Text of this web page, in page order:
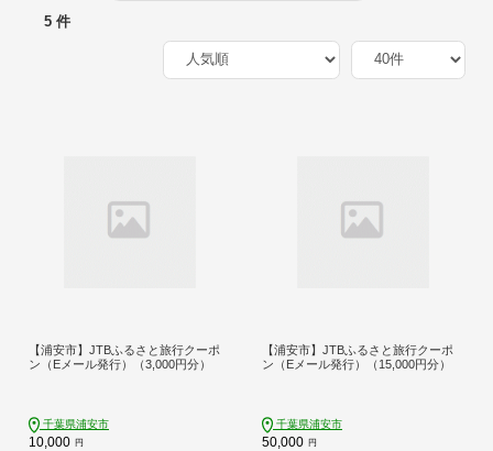
5 件
【浦安市】JTBふるさと旅行クーポ
ン（Eメール発行）（3,000円分）
千葉県浦安市
10,000 円
【浦安市】JTBふるさと旅行クーポ
ン（Eメール発行）（15,000円分）
千葉県浦安市
50,000 円